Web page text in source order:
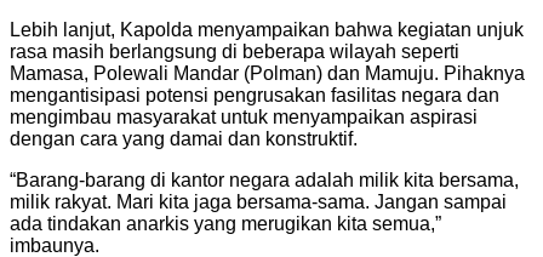
Lebih lanjut, Kapolda menyampaikan bahwa kegiatan unjuk
rasa masih berlangsung di beberapa wilayah seperti
Mamasa, Polewali Mandar (Polman) dan Mamuju. Pihaknya
mengantisipasi potensi pengrusakan fasilitas negara dan
mengimbau masyarakat untuk menyampaikan aspirasi
dengan cara yang damai dan konstruktif.
“Barang-barang di kantor negara adalah milik kita bersama,
milik rakyat. Mari kita jaga bersama-sama. Jangan sampai
ada tindakan anarkis yang merugikan kita semua,”
imbaunya.